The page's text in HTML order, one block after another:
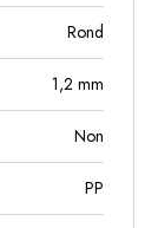
Rond
1,2 mm
Non
PP